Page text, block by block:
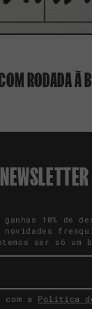
RODADA À
NEWSLETTER
ganhas 10% de
novidades
ser só um
a Política